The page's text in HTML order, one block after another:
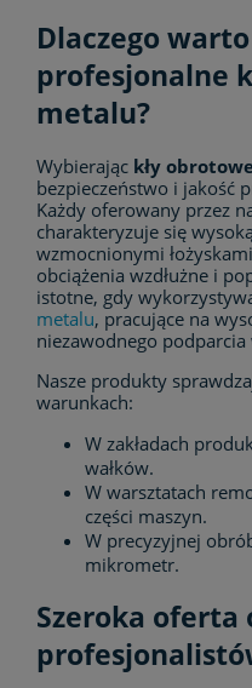
Dlaczego
profesjonalne
metalu?
Wybierając kły
bezpieczeństwo i jakość
Każdy oferowany przez
charakteryzuje się
wzmocnionymi
obciążenia wzdłużne i
istotne, gdy
metalu, pracujące na
niezawodnego
Nasze produkty
warunkach:
W zakładach
wałków.
W warsztatach
części maszyn.
W precyzyjnej
mikrometr.
Szeroka oferta